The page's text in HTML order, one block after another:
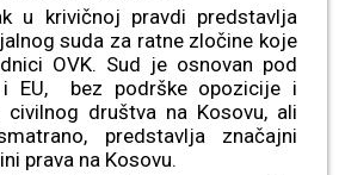
u krivičnoj pravdi predstavlja
suda za ratne zločine koje
OVK. Sud je osnovan pod
i EU, bez podrške opozicije i
civilnog društva na Kosovu, ali
predstavlja značajni
prava na Kosovu.